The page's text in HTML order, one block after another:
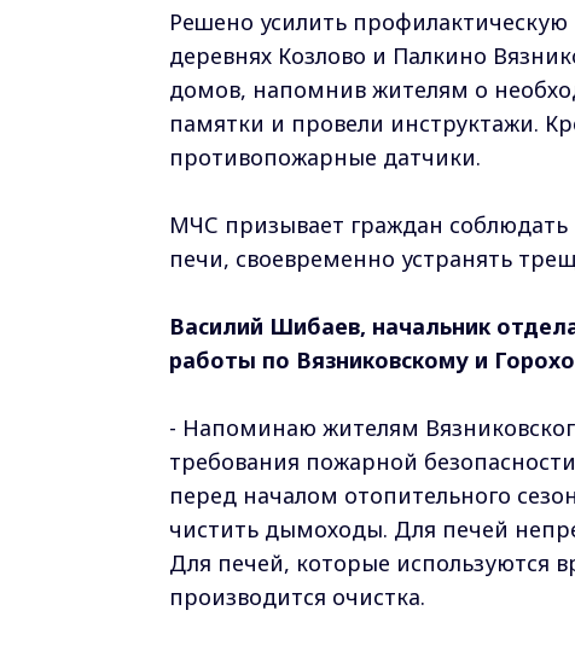
Решено усилить
деревнях Козлово и Палкино
домов, напомнив жителям о
памятки и провели инструктажи.
противопожарные датчики.
МЧС призывает граждан соблюдать
печи, своевременно устранять
Василий Шибаев, начальник
работы по Вязниковскому и
- Напоминаю жителям
требования пожарной
перед началом отопительного
чистить дымоходы. Для печей
Для печей, которые используются
производится очистка.